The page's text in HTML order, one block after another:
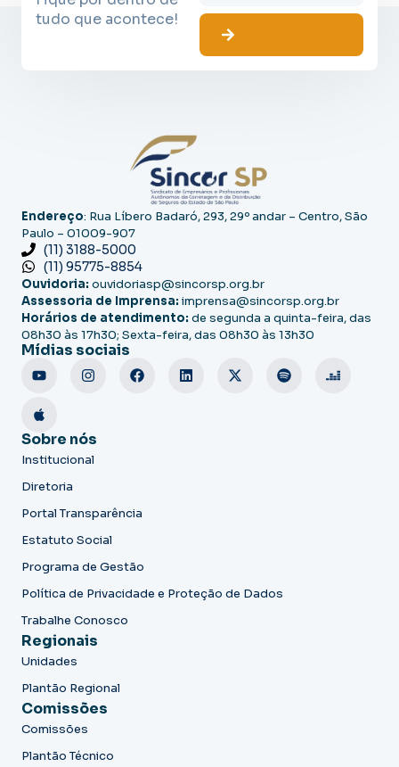
tudo que acontece!
Endereço: Rua Líbero Badaró, 293, 29º andar – Centro, São
Paulo – 01009-907
(11) 3188-5000
(11) 95775-8854
Ouvidoria: ouvidoriasp@sincorsp.org.br
Assessoria de Imprensa: imprensa@sincorsp.org.br
Horários de atendimento: de segunda a quinta-feira, das
08h30 às 17h30; Sexta-feira, das 08h30 às 13h30
Mídias sociais
Sobre nós
Institucional
Diretoria
Portal Transparência
Estatuto Social
Programa de Gestão
Política de Privacidade e Proteção de Dados
Trabalhe Conosco
Regionais
Unidades
Plantão Regional
Comissões
Comissões
Plantão Técnico